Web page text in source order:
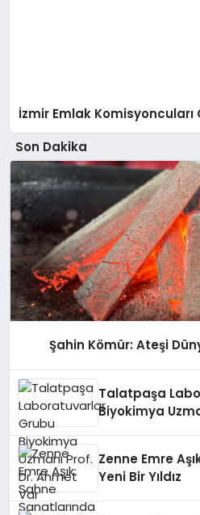
İzmir Emlak Komisyoncuları
Son Dakika
Şahin Kömür: Ateşi
Talatpaşa
Biyokimya
Zenne Emre
Yeni Bir Yıldız